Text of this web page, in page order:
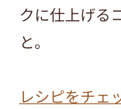
クに仕上げる
と。
レシピをチェ